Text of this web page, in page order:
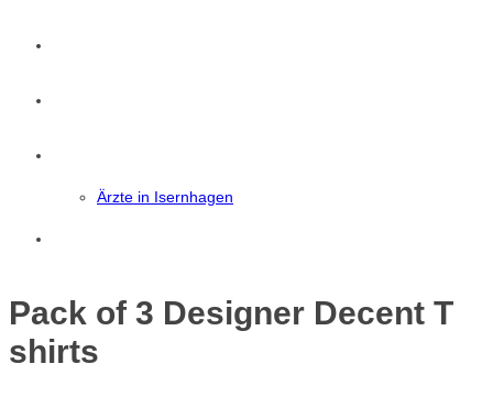
Ärzte in Isernhagen
Pack of 3 Designer Decent T
shirts